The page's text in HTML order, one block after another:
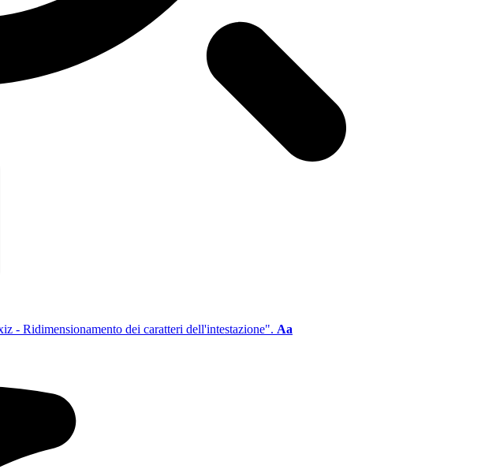
- Ridimensionamento dei caratteri dell'intestazione". Aa